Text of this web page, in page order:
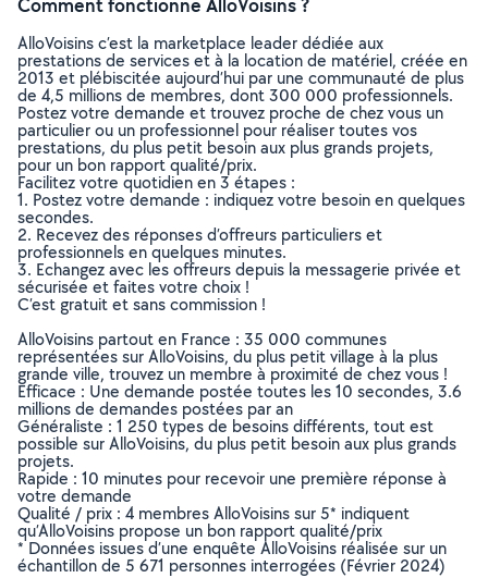
AlloVoisins c’est la marketplace leader dédiée aux
prestations de services et à la location de matériel, créée en
2013 et plébiscitée aujourd’hui par une communauté de plus
de 4,5 millions de membres, dont 300 000 professionnels.
Postez votre demande et trouvez proche de chez vous un
particulier ou un professionnel pour réaliser toutes vos
prestations, du plus petit besoin aux plus grands projets,
pour un bon rapport qualité/prix.
Facilitez votre quotidien en 3 étapes :
1. Postez votre demande : indiquez votre besoin en quelques
secondes.
2. Recevez des réponses d’offreurs particuliers et
professionnels en quelques minutes.
3. Echangez avec les offreurs depuis la messagerie privée et
sécurisée et faites votre choix !
C’est gratuit et sans commission !
AlloVoisins partout en France : 35 000 communes
représentées sur AlloVoisins, du plus petit village à la plus
grande ville, trouvez un membre à proximité de chez vous !
Efficace : Une demande postée toutes les 10 secondes, 3.6
millions de demandes postées par an
Généraliste : 1 250 types de besoins différents, tout est
possible sur AlloVoisins, du plus petit besoin aux plus grands
projets.
Rapide : 10 minutes pour recevoir une première réponse à
votre demande
Qualité / prix : 4 membres AlloVoisins sur 5* indiquent
qu’AlloVoisins propose un bon rapport qualité/prix
* Données issues d’une enquête AlloVoisins réalisée sur un
échantillon de 5 671 personnes interrogées (Février 2024)